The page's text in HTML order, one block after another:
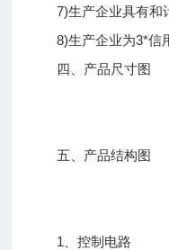
7)生产企业具有和
8)生产企业为3*信
四、产品尺寸图
五、产品结构图
1、控制电路